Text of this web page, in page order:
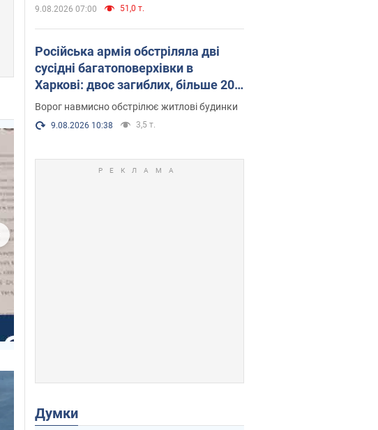
9.08.2026 07:00 51,0 т.
Російська армія обстріляла дві
сусідні багатоповерхівки в
Харкові: двоє загиблих, більше 20
постраждалих
Ворог навмисно обстрілює житлові будинки
9.08.2026 10:38 3,5 т.
Думки